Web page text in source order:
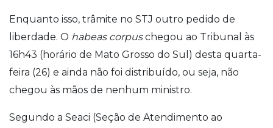
Enquanto isso, trâmite no STJ outro pedido de
liberdade. O habeas corpuschegou ao Tribunal às
16h43 (horário de Mato Grosso do Sul) desta quarta-
feira (26) e ainda não foi distribuído, ou seja, não
chegou às mãos de nenhum ministro.
Segundo a Seaci (Seção de Atendimento ao